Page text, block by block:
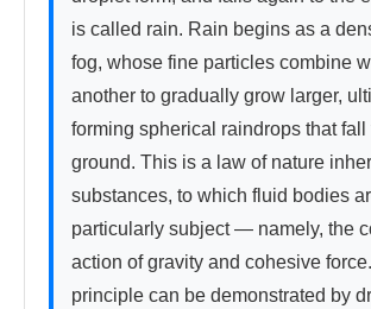
is called rain. Rain begins as a
fog, whose fine particles combine
another to gradually grow larger,
forming spherical raindrops that fall
ground. This is a law of nature
substances, to which fluid bodies
particularly subject — namely, the
action of gravity and cohesive
principle can be demonstrated by